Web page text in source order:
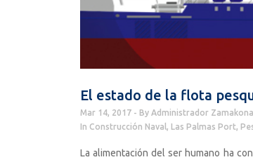
El estado de la flota
Mar 14, 2017 By Administrador Zamakona
In Construcción Naval Las Palmas Port
La alimentación del ser humano ha